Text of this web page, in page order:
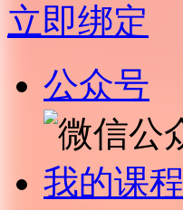
立即绑定
公众号
我的课程